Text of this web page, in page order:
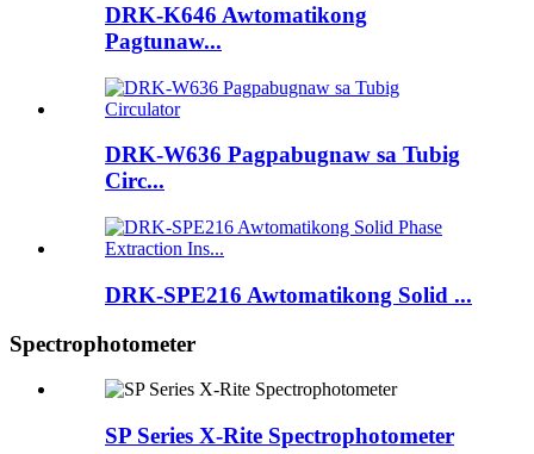
DRK-K646 Awtomatikong
Pagtunaw...
DRK-W636 Pagpabugnaw sa Tubig
Circ...
DRK-SPE216 Awtomatikong Solid ...
Spectrophotometer
SP Series X-Rite Spectrophotometer